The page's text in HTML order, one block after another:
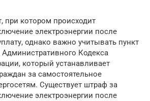
при котором происходит
электроэнергии после
однако важно учитывать пункт
Административного Кодекса
который устанавливает
за самостоятельное
Существует штраф за
электроэнергии после